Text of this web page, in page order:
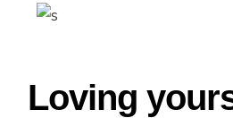
Loving